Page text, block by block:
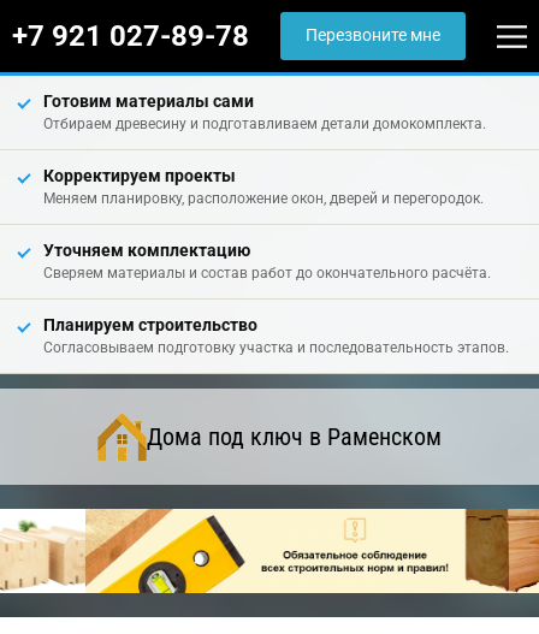
+7 921 027-89-78 Перезвоните мне
Готовим материалы сами
Отбираем древесину и подготавливаем детали домокомплекта.
Корректируем проекты
Меняем планировку, расположение окон, дверей и перегородок.
Уточняем комплектацию
Сверяем материалы и состав работ до окончательного расчёта.
Планируем строительство
Согласовываем подготовку участка и последовательность этапов.
Дома под ключ в Раменском